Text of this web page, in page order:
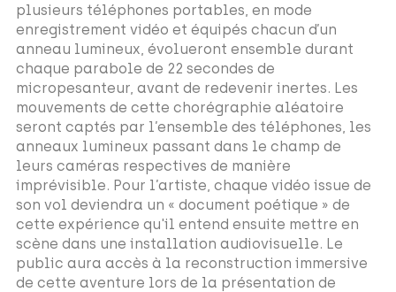
plusieurs téléphones portables, en mode
enregistrement vidéo et équipés chacun d’un
anneau lumineux, évolueront ensemble durant
chaque parabole de 22 secondes de
micropesanteur, avant de redevenir inertes. Les
mouvements de cette chorégraphie aléatoire
seront captés par l’ensemble des téléphones, les
anneaux lumineux passant dans le champ de
leurs caméras respectives de manière
imprévisible. Pour l’artiste, chaque vidéo issue de
son vol deviendra un « document poétique » de
cette expérience qu'il entend ensuite mettre en
scène dans une installation audiovisuelle. Le
public aura accès à la reconstruction immersive
de cette aventure lors de la présentation de